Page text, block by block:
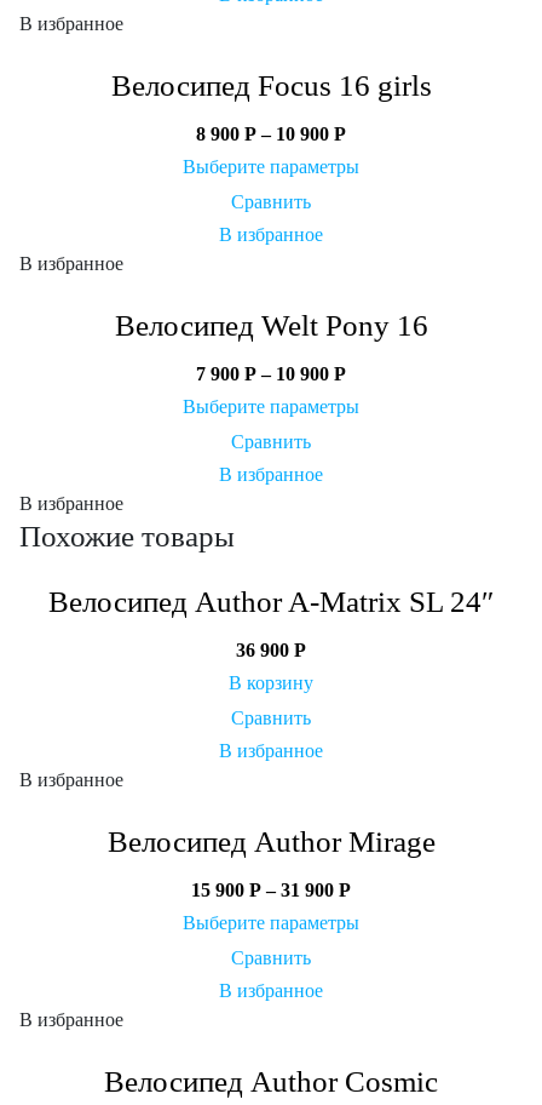
В избранное
Велосипед Focus 16 girls
8 900 Р– 10 900 Р
Выберите параметры
Сравнить
В избранное
В избранное
Велосипед Welt Pony 16
7 900 Р– 10 900 Р
Выберите параметры
Сравнить
В избранное
В избранное
Похожие товары
Велосипед Author A-Matrix SL 24″
36 900 Р
В корзину
Сравнить
В избранное
В избранное
Велосипед Author Mirage
15 900 Р–31 900 Р
Выберите параметры
Сравнить
В избранное
В избранное
Велосипед Author Cosmic